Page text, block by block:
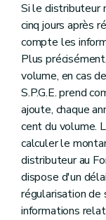
Si le distributeur
cinq jours après
compte les
Plus
volume, en cas
S.P.G.E. prend
ajoute, chaque
cent du volume.
calculer le
distributeur au
dispose d'un
régularisation de
informations